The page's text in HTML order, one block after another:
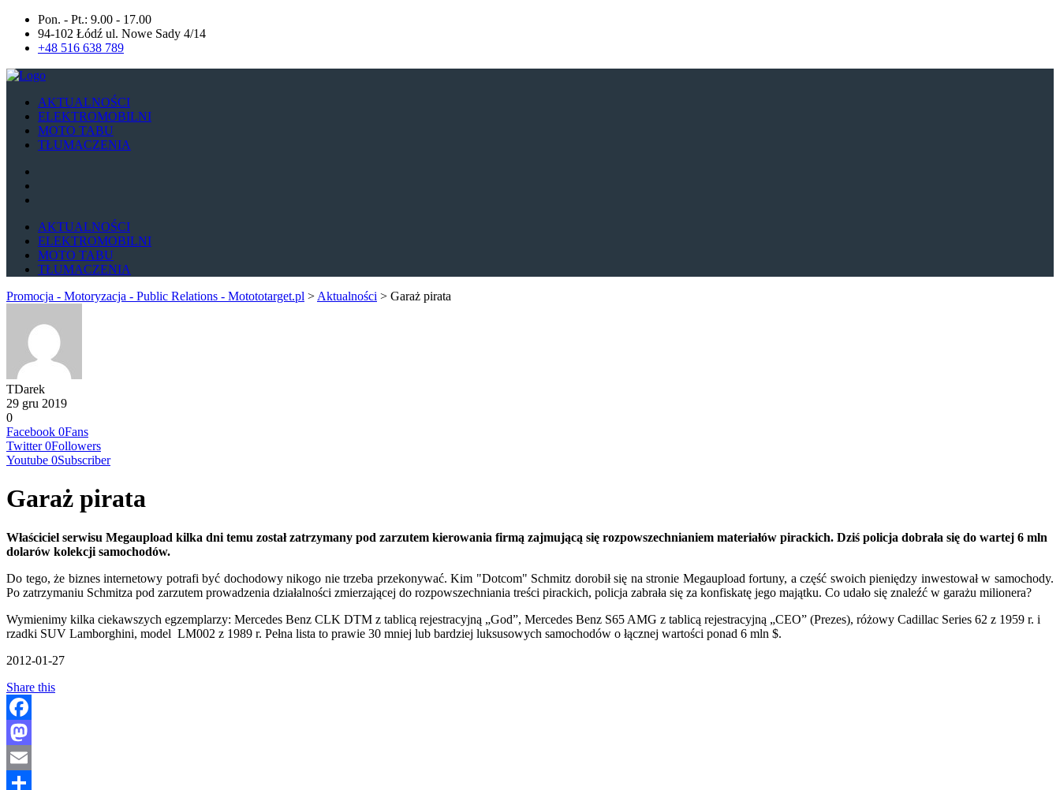
Pon. - Pt.: 9.00 - 17.00
94-102 Łódź ul. Nowe Sady 4/14
+48 516 638 789
AKTUALNOŚCI
ELEKTROMOBILNI
MOTO TABU
TŁUMACZENIA
AKTUALNOŚCI
ELEKTROMOBILNI
MOTO TABU
TŁUMACZENIA
Promocja - Motoryzacja - Public Relations - Motototarget.pl > Aktualności > Garaż pirata
TDarek
29 gru 2019
0
Facebook 0Fans
Twitter 0Followers
Youtube 0Subscriber
Garaż pirata
Właściciel serwisu Megaupload kilka dni temu został zatrzymany pod zarzutem kierowania firmą zajmującą się rozpowszechnianiem materiałów pirackich. Dziś policja dobrała się do wartej 6 mln
dolarów kolekcji samochodów.
Do tego, że biznes internetowy potrafi być dochodowy nikogo nie trzeba przekonywać. Kim "Dotcom" Schmitz dorobił się na stronie Megaupload fortuny, a część swoich pieniędzy inwestował w samochody.
Po zatrzymaniu Schmitza pod zarzutem prowadzenia działalności zmierzającej do rozpowszechniania treści pirackich, policja zabrała się za konfiskatę jego majątku. Co udało się znaleźć w garażu milionera?
Wymienimy kilka ciekawszych egzemplarzy: Mercedes Benz CLK DTM z tablicą rejestracyjną „God”, Mercedes Benz S65 AMG z tablicą rejestracyjną „CEO” (Prezes), różowy Cadillac Series 62 z 1959 r. i
rzadki SUV Lamborghini, model LM002 z 1989 r. Pełna lista to prawie 30 mniej lub bardziej luksusowych samochodów o łącznej wartości ponad 6 mln $.
2012-01-27
Share this
Facebook
Mastodon
Email